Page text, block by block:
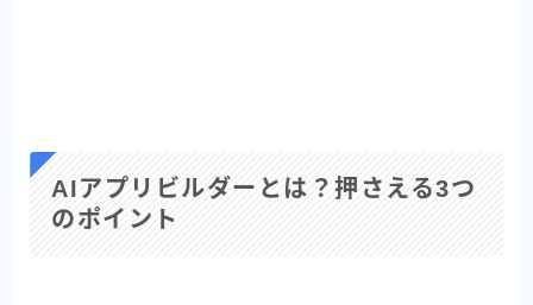
AIアプリビルダーとは？押さえる3つ
のポイント